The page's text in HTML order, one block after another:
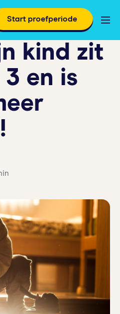
Start proefperiode
kind zit
en is